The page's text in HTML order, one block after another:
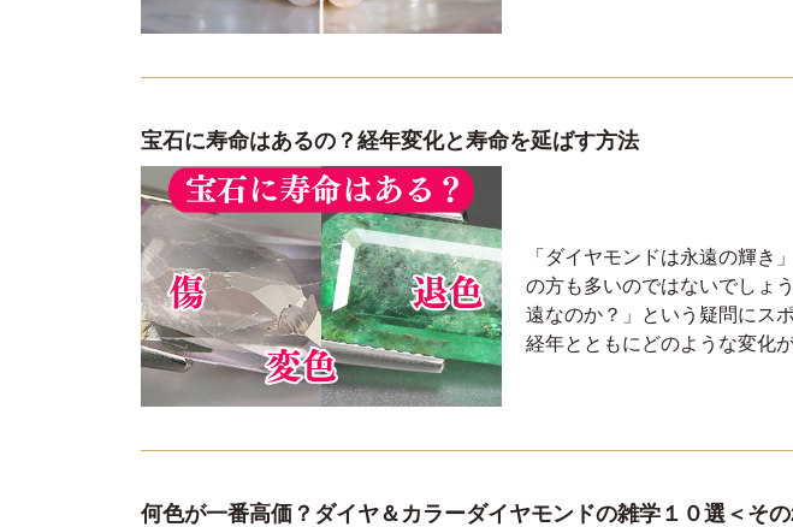
宝石に寿命はあるの？経年変化と寿命を延ばす方法
「ダイヤモンドは永遠の輝き
の方も多いのではないでしょ
遠なのか？」という疑問にス
経年とともにどのような変化
何色が一番高価？ダイヤ＆カラーダイヤモンドの雑学１０選＜その